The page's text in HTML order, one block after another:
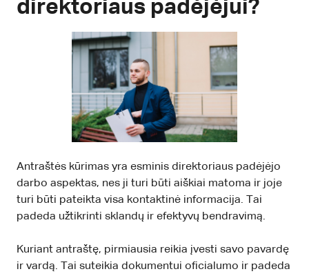
direktoriaus padėjėjui?
Antraštės kūrimas yra esminis direktoriaus padėjėjo
darbo aspektas, nes ji turi būti aiškiai matoma ir joje
turi būti pateikta visa kontaktinė informacija. Tai
padeda užtikrinti sklandų ir efektyvų bendravimą.
Kuriant antraštę, pirmiausia reikia įvesti savo pavardę
ir vardą. Tai suteikia dokumentui oficialumo ir padeda